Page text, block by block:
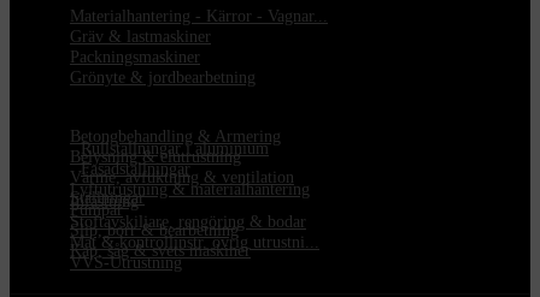
Materialhantering - Kärror - Vagnar...
Gräv & lastmaskiner
Packningsmaskiner
Grönyte & jordbearbetning
Betongbehandling & Armering
Belysning & elutrustning
Värme, avfuktning & ventilation
Ställningar
•Rullställningar i aluminium
•Fasadställningar
Lyftutrustning & materialhantering
Pumpar
Slip, borr & bearbetning
Kap, såg & svets maskiner
Infästning
Stoftavskiljare, rengöring & bodar
Mät & kontrollinstr. övrig utrustni...
VVS-Utrustning